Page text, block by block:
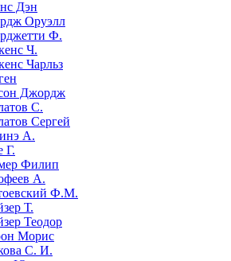
Дэн
Оруэлл
Ф.
Ч.
Чарльз
Джордж
С.
Сергей
А.
Г.
Филип
А.
Ф.М.
Т.
Теодор
Морис
С. И.